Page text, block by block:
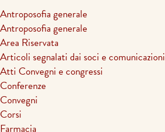
Antroposofia generale
Antroposofia generale
Area Riservata
Articoli segnalati dai soci e comunicazioni
Atti Convegni e congressi
Conferenze
Convegni
Corsi
Farmacia